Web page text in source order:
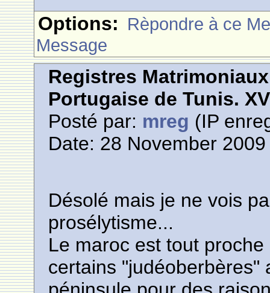
Options: Rèpondre à ce
Message
Registres
Portugaise de Tunis.
Posté par: mreg (IP
Date: 28 November
Désolé mais je ne vois
prosélytisme...
Le maroc est tout
certains "judéoberbères"